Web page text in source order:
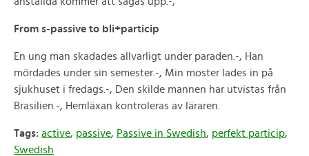
From s-passive to bli+particip
En ung man skadades allvarligt under paraden.-, Han
mördades under sin semester.-, Min moster lades in på
sjukhuset i fredags.-, Den skilde mannen har utvistas från
Brasilien.-, Hemläxan kontroleras av läraren.
Tags: active, passive, Passive in Swedish, perfekt particip,
Swedish